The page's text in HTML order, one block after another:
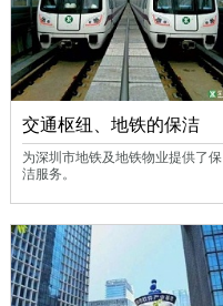
交通枢纽、地铁的保洁
为深圳市地铁及地铁物业提供了保
洁服务。